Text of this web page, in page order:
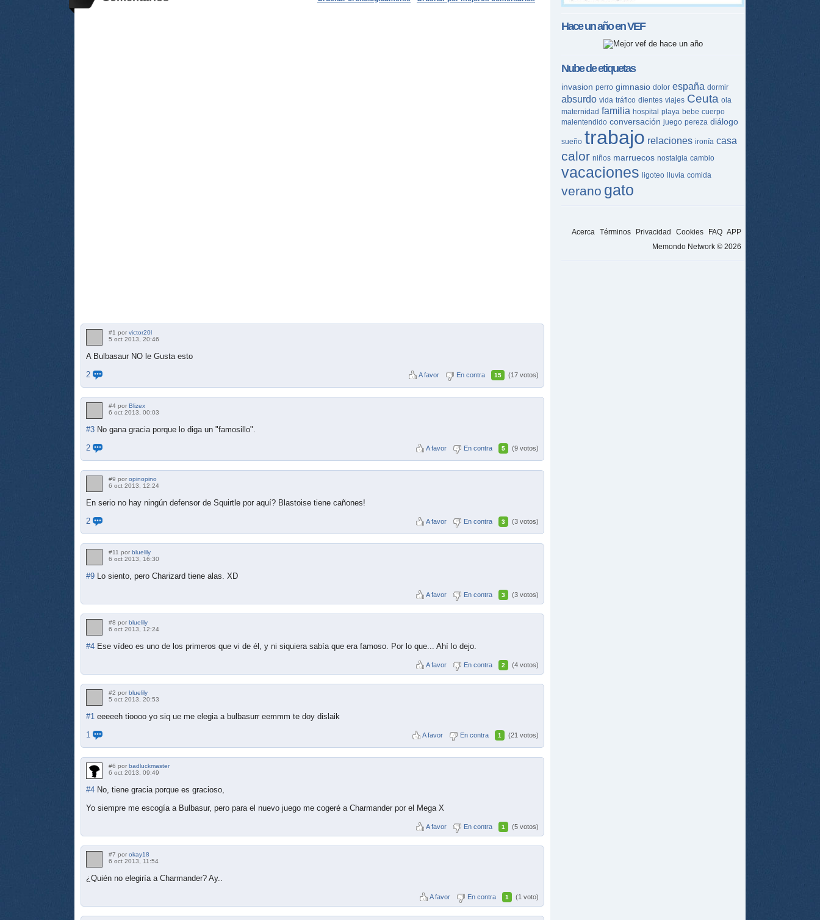
#1 por victor20l
5 oct 2013, 20:46
A Bulbasaur NO le Gusta esto
2
A favor En contra 15 (17 votos)
#4 por Blizex
6 oct 2013, 00:03
#3 No gana gracia porque lo diga un "famosillo".
2
A favor En contra 5 (9 votos)
#9 por opinopino
6 oct 2013, 12:24
En serio no hay ningún defensor de Squirtle por aquí? Blastoise tiene cañones!
2
A favor En contra 3 (3 votos)
#11 por bluelily
6 oct 2013, 16:30
#9 Lo siento, pero Charizard tiene alas. XD
A favor En contra 3 (3 votos)
#8 por bluelily
6 oct 2013, 12:24
#4 Ese vídeo es uno de los primeros que vi de él, y ni siquiera sabía que era famoso. Por lo que... Ahí lo dejo.
A favor En contra 2 (4 votos)
#2 por bluelily
5 oct 2013, 20:53
#1 eeeeeh tioooo yo siq ue me elegia a bulbasurr eemmm te doy dislaik
1
A favor En contra 1 (21 votos)
#6 por badluckmaster
6 oct 2013, 09:49
#4 No, tiene gracia porque es gracioso,
Yo siempre me escogía a Bulbasur, pero para el nuevo juego me cogeré a Charmander por el Mega X
A favor En contra 1 (5 votos)
#7 por okay18
6 oct 2013, 11:54
¿Quién no elegiría a Charmander? Ay..
A favor En contra 1 (1 voto)
Hace un año enVEF
Nube de etiquetas
invasion perro gimnasio dolor españa dormir
absurdo vida tráfico dientes viajes Ceuta ola
maternidad familia hospital playa bebe cuerpo
malentendido conversación juego pereza diálogo
sueño trabajo relaciones ironía casa
calor niños marruecos nostalgia cambio
vacaciones ligoteo lluvia comida
verano gato
Acerca Términos Privacidad Cookies FAQ APP
Memondo Network © 2026